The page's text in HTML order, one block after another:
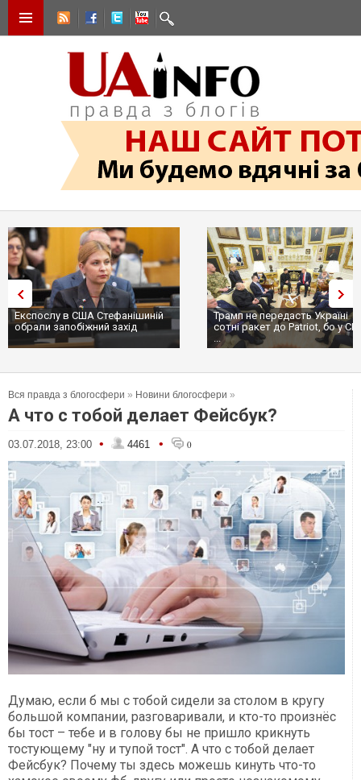
Експослу в США Стефанішиній
обрали запобіжний захід
Трамп не передасть Україні
сотні ракет до Patriot, бо у
...
Вся правда з блогосфери » Новини блогосфери »
А что с тобой делает Фейсбук?
03.07.2018, 23:00 • 4461 • 0
Думаю, если б мы с тобой сидели за столом в кругу
большой компании, разговаривали, и кто-то произнёс
бы тост – тебе и в голову бы не пришло крикнуть
тостующему "ну и тупой тост". А что с тобой делает
Фейсбук? Почему ты здесь можешь кинуть что-то